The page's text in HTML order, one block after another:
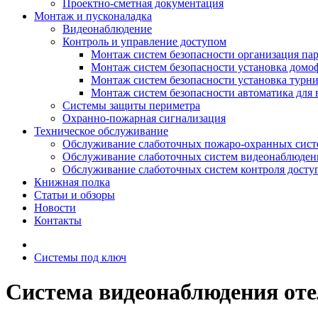
Проектно-сметная документация
Монтаж и пусконаладка
Видеонаблюдение
Контроль и управление доступом
Монтаж систем безопасности организация
Монтаж систем безопасности установка
Монтаж систем безопасности установка
Монтаж систем безопасности автоматика для
Системы защиты периметра
Охранно-пожарная сигнализация
Техническое обслуживание
Обслуживание слаботочных пожаро-охранных
Обслуживание слаботочных систем
Обслуживание слаботочных систем контроля
Книжная полка
Статьи и обзоры
Новости
Контакты
Системы под ключ
Система видеонаблюдения